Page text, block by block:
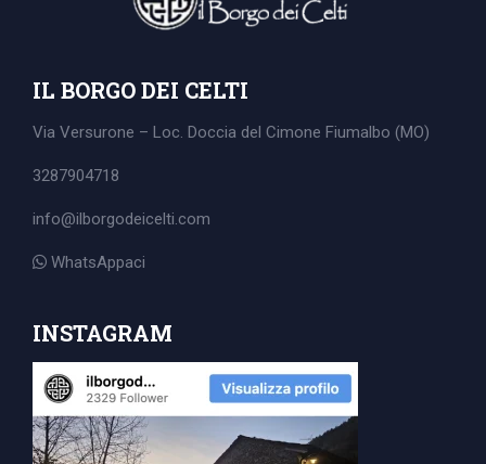
IL BORGO DEI CELTI
Via Versurone – Loc. Doccia del Cimone Fiumalbo (MO)
3287904718
info@ilborgodeicelti.com
WhatsAppaci
INSTAGRAM